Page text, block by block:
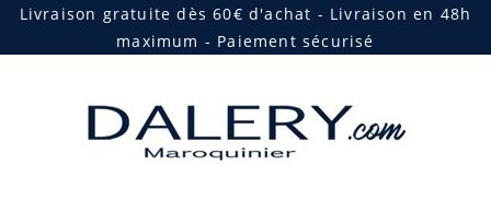
Livraison gratuite dès 60€ d'achat - Livraison en 48h
maximum - Paiement sécurisé